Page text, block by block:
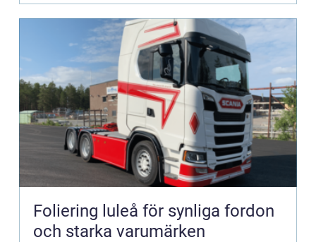
Foliering luleå för synliga fordon
och starka varumärken